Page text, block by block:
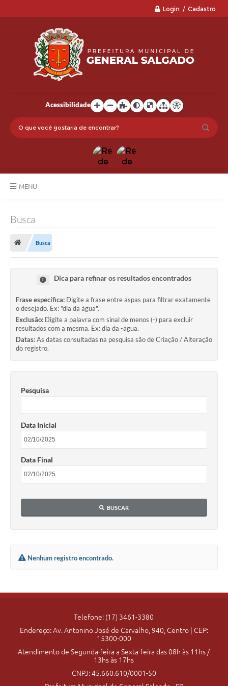
Login / Cadastro
Acessibilidade
MENU
Principal
Notícias
Legislação
Editais
OUVIDORIA
SIC
Arquivos para Download
Transparência
Contato
Busca
Busca
Dica para refinar os resultados encontrados
Frase específica: Digite a frase entre aspas para filtrar exatamente
o desejado. Ex: "dia da água".
Exclusão: Digite a palavra com sinal de menos (-) para excluir
resultados com a mesma. Ex: dia da -agua.
Datas:As datas consultadas na pesquisa são de Criação / Alteração
do registro.
Pesquisa
Data Inicial
Data Final
BUSCAR
Nenhum registro encontrado.
Telefone: (17) 3461-3380
Endereço: Av. Antonino José de Carvalho, 940, Centro | CEP:
15300-000
Atendimento de Segunda-feira a Sexta-feira das 08h às 11hs /
13hs às 17hs
CNPJ: 45.660.610/0001-50